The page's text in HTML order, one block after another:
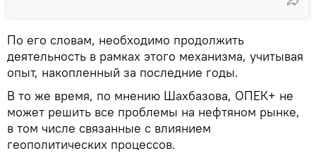
По его словам, необходимо продолжить
деятельность в рамках этого механизма, учитывая
опыт, накопленный за последние годы.
В то же время, по мнению Шахбазова, ОПЕК+ не
может решить все проблемы на нефтяном рынке,
в том числе связанные с влиянием
геополитических процессов.